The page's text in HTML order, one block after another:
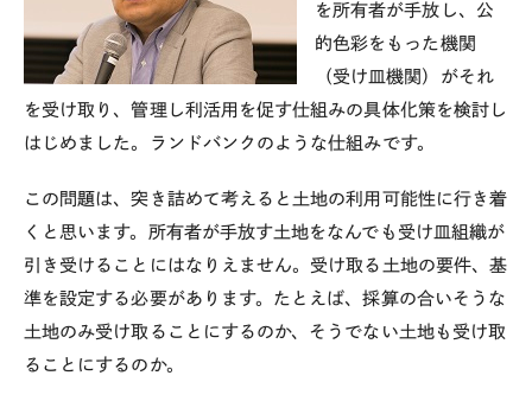
を所有者が手放し、公
的色彩をもった機関
（受け皿機関）がそれ
を受け取り、管理し利活用を促す仕組みの具体化策を検討し
はじめました。ランドバンクのような仕組みです。
この問題は、突き詰めて考えると土地の利用可能性に行き着
くと思います。所有者が手放す土地をなんでも受け皿組織が
引き受けることにはなりえません。受け取る土地の要件、基
準を設定する必要があります。たとえば、採算の合いそうな
土地のみ受け取ることにするのか、そうでない土地も受け取
ることにするのか。